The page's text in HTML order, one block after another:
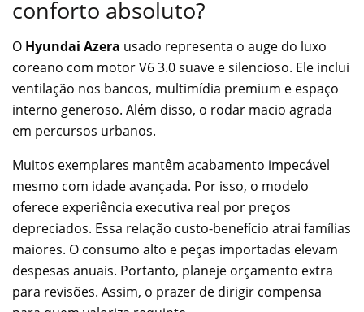
conforto absoluto?
O Hyundai Azera usado representa o auge do luxo
coreano com motor V6 3.0 suave e silencioso. Ele inclui
ventilação nos bancos, multimídia premium e espaço
interno generoso. Além disso, o rodar macio agrada
em percursos urbanos.
Muitos exemplares mantêm acabamento impecável
mesmo com idade avançada. Por isso, o modelo
oferece experiência executiva real por preços
depreciados. Essa relação custo-benefício atrai famílias
maiores. O consumo alto e peças importadas elevam
despesas anuais. Portanto, planeje orçamento extra
para revisões. Assim, o prazer de dirigir compensa